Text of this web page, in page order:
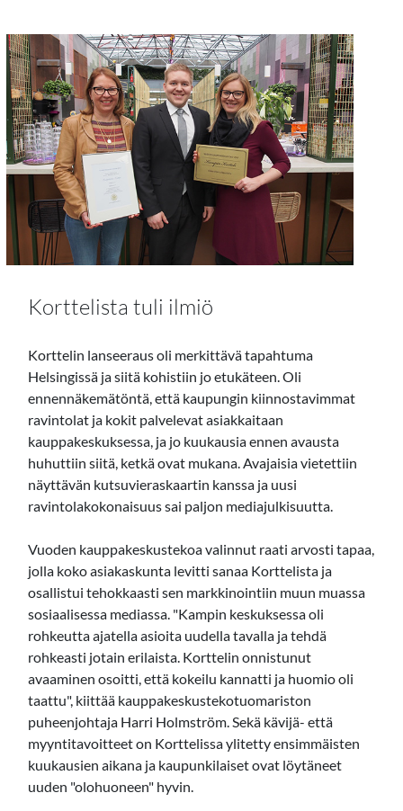
Korttelista tuli ilmiö
Korttelin lanseeraus oli merkittävä tapahtuma
Helsingissä ja siitä kohistiin jo etukäteen. Oli
ennennäkemätöntä, että kaupungin kiinnostavimmat
ravintolat ja kokit palvelevat asiakkaitaan
kauppakeskuksessa, ja jo kuukausia ennen avausta
huhuttiin siitä, ketkä ovat mukana. Avajaisia vietettiin
näyttävän kutsuvieraskaartin kanssa ja uusi
ravintolakokonaisuus sai paljon mediajulkisuutta.
Vuoden kauppakeskustekoa valinnut raati arvosti tapaa,
jolla koko asiakaskunta levitti sanaa Korttelista ja
osallistui tehokkaasti sen markkinointiin muun muassa
sosiaalisessa mediassa. "Kampin keskuksessa oli
rohkeutta ajatella asioita uudella tavalla ja tehdä
rohkeasti jotain erilaista. Korttelin onnistunut
avaaminen osoitti, että kokeilu kannatti ja huomio oli
taattu", kiittää kauppakeskustekotuomariston
puheenjohtaja Harri Holmström. Sekä kävijä- että
myyntitavoitteet on Korttelissa ylitetty ensimmäisten
kuukausien aikana ja kaupunkilaiset ovat löytäneet
uuden "olohuoneen" hyvin.